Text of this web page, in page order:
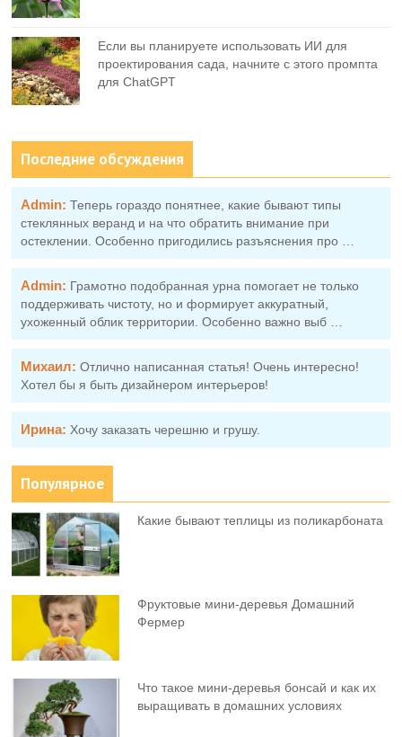
Если вы планируете использовать ИИ для
проектирования сада, начните с этого промпта
для ChatGPT
Последние обсуждения
Admin: Теперь гораздо понятнее, какие бывают типы
стеклянных веранд и на что обратить внимание при
остеклении. Особенно пригодились разъяснения про …
Admin: Грамотно подобранная урна помогает не только
поддерживать чистоту, но и формирует аккуратный,
ухоженный облик территории. Особенно важно выб …
Михаил: Отлично написанная статья! Очень интересно!
Хотел бы я быть дизайнером интерьеров!
Ирина: Хочу заказать черешню и грушу.
Популярное
Какие бывают теплицы из поликарбоната
Фруктовыe мини-деревья Домашний
Фермер
Что такое мини-деревья бонсай и как их
выращивать в домашних условиях